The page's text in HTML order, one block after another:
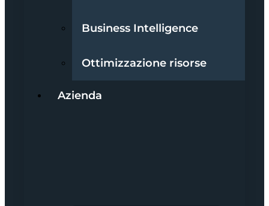
Business Intelligence
Ottimizzazione risorse
Azienda